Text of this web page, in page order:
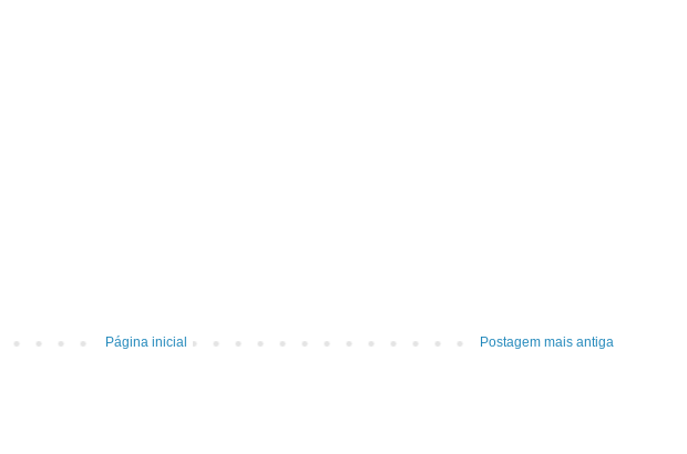
Postagem mais antiga
Página inicial